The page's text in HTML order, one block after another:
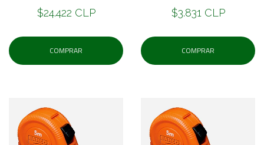
$24.422 CLP
COMPRAR
$3.831 CLP
COMPRAR